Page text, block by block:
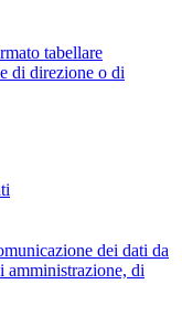
tabellare
di direzione o di
dei dati da
di